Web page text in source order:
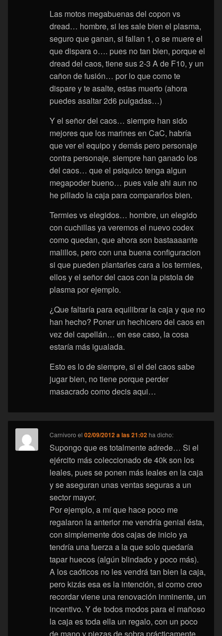
Las motos megabuenas del copon vs
dread… hombre, si les sale bien el plasma,
seguro que ganan, si fallan 1, o se muere el
que dispara o…. pues no tan bien, porque el
dread del caos, tiene sus 2-3 A de F10, y un
cañon de fusión… por lo que como te
dispare y te asalte, estas muerto (ahora
puedes asaltar 2d6 pulgadas…)
Y el señor del caos… siempre han sido
mejores que los marines en CaC, habría
que ver el equipo y demás pero personaje
contra personaje, siempre han ganado los
del caos… que el psiquico tenga algun
megapoder bueno… pues vale ahi aun no
he pillado la caja para compararlos bien.
Termies vs elegidos… hombre, un elegido
con cuchillas ya veremos el nuevo codex
como quedan, que ahora son bastaaaante
malillos, pero con una buena configuracion
si que pueden plantarles cara a los termies,
ellos y el señor del caos con la pistola de
plasma por ejemplo.
¿Que faltaría para equilibrar la caja y que no
han hecho? Poner un hechicero del caos en
vez del capellán… en ese caso, la cosa
estaría más igualada.
Esto es lo de siempre, si el del caos sabe
jugar bien, no tiene porque perder
masacrado como decis aqui…
Carnivoro el02/09/2012 a las 21:02 ha dicho:
Supongo que es totalmente adrede… Si el
ejército más coleccionado de 40k son los
leales, pues se ponen más leales en la caja
y se aseguran unas ventas seguras a un
sector mayor.
Por ejemplo, a mí que hace poco me
regalaron la anterior me vendría genial ésta,
con simplemente dos cajas de inicio ya
tendría una fuerza a la que solo quedaría
tapar huecos (algún blindado y poco más).
A los caóticos no les vendrá tan bien la caja,
pero kizás esa es la intención, si como creo
recordar viene una renovación inminente, un
incentivo. Y de todos modos para el mañoso
la caja es toda ella un regalo, con un poco
de mano y piezas de sobra prácticamente